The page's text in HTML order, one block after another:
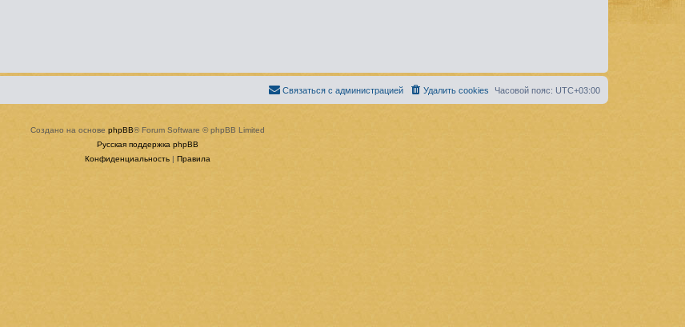
Часовой пояс: UTC+03:00
Удалить cookies
Связаться с администрацией
Создано на основе phpBB® Forum Software © phpBB Limited
Русская поддержка phpBB
Конфиденциальность| Правила